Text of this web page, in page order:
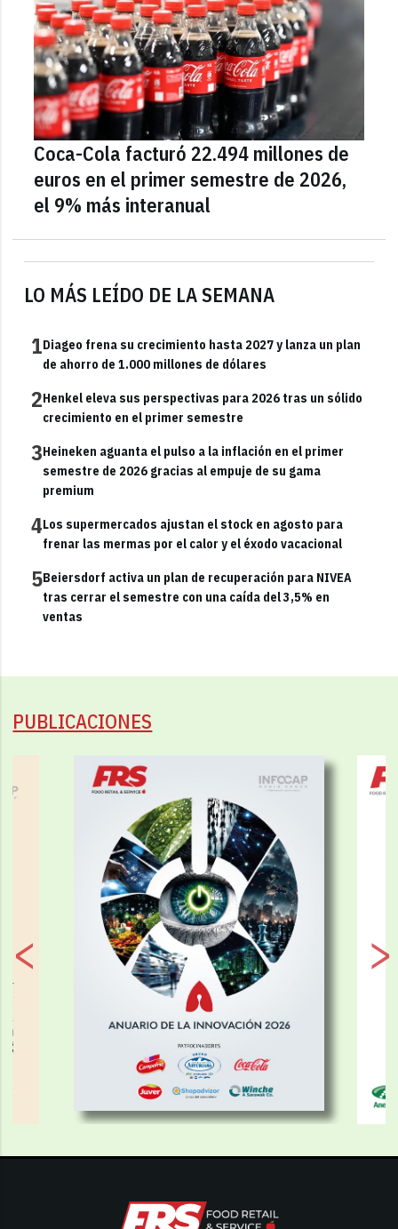
LO MÁS LEÍDO DE LA SEMANA
1Diageo frena su crecimiento hasta 2027 y lanza un plan
de ahorro de 1.000 millones de dólares
2Henkel eleva sus perspectivas para 2026 tras un sólido
crecimiento en el primer semestre
3Heineken aguanta el pulso a la inflación en el primer
semestre de 2026 gracias al empuje de su gama
premium
4Los supermercados ajustan el stock en agosto para
frenar las mermas por el calor y el éxodo vacacional
5Beiersdorf activa un plan de recuperación para NIVEA
tras cerrar el semestre con una caída del 3,5% en
ventas
Coca-Cola facturó 22.494 millones de
euros en el primer semestre de 2026,
el 9% más interanual
PUBLICACIONES